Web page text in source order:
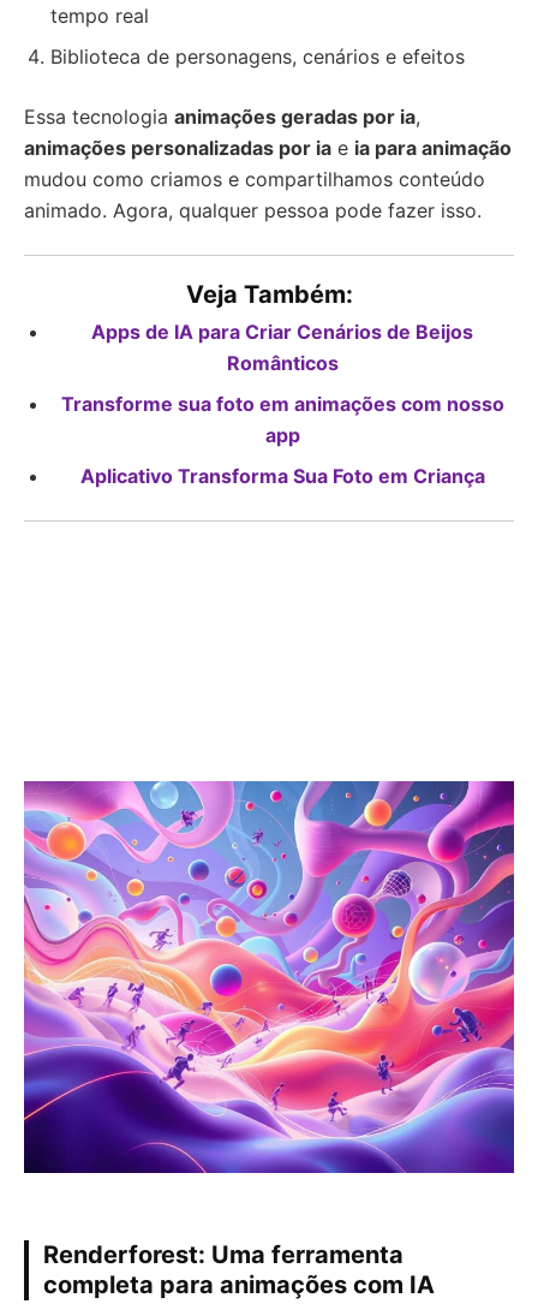
tempo real
Biblioteca de personagens, cenários e efeitos
Essa tecnologia animações geradas por ia,
animações personalizadas por ia e ia para animação
mudou como criamos e compartilhamos conteúdo
animado. Agora, qualquer pessoa pode fazer isso.
Veja Também:
Apps de IA para Criar Cenários de Beijos
Românticos
Transforme sua foto em animações com nosso
app
Aplicativo Transforma Sua Foto em Criança
Renderforest: Uma ferramenta
completa para animações com IA